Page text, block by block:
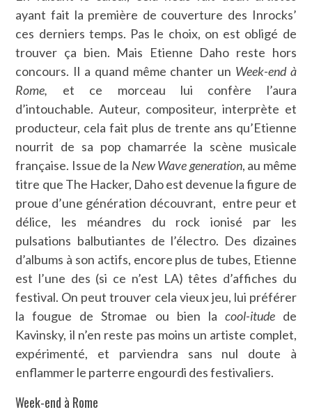
ayant fait la première de couverture des Inrocks’
ces derniers temps. Pas le choix, on est obligé de
trouver ça bien. Mais Etienne Daho reste hors
concours. Il a quand même chanter un Week-end à
Rome, et ce morceau lui confère l’aura
d’intouchable. Auteur, compositeur, interprète et
producteur, cela fait plus de trente ans qu’Etienne
nourrit de sa pop chamarrée la scène musicale
française. Issue de la New Wave generation, au même
titre que The Hacker, Daho est devenue la figure de
proue d’une génération découvrant, entre peur et
délice, les méandres du rock ionisé par les
pulsations balbutiantes de l’électro. Des dizaines
d’albums à son actifs, encore plus de tubes, Etienne
est l’une des (si ce n’est LA) têtes d’affiches du
festival. On peut trouver cela vieux jeu, lui préférer
la fougue de Stromae ou bien la cool-itudede
Kavinsky, il n’en reste pas moins un artiste complet,
expérimenté, et parviendra sans nul doute à
enflammer le parterre engourdi des festivaliers.
Week-end à Rome